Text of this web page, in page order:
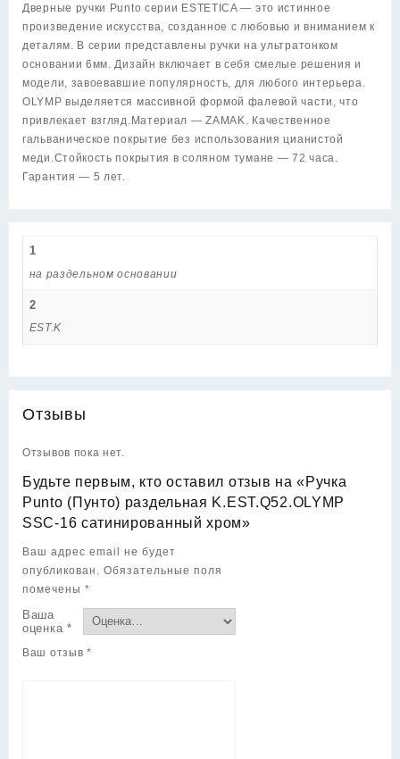
16
сатинированный
Дверные ручки Punto серии ESTETICA — это истинное
произведение искусства, созданное с любовью и вниманием к
деталям. В серии представлены ручки на ультратонком
основании 6мм. Дизайн включает в себя смелые решения и
модели, завоевавшие популярность, для любого интерьера.
OLYMP выделяется массивной формой фалевой части, что
привлекает взгляд.Материал — ZAMAK. Качественное
гальваническое покрытие без использования цианистой
меди.Стойкость покрытия в соляном тумане — 72 часа.
Гарантия — 5 лет.
1
на раздельном основании
2
EST.K
Отзывы
Отзывов пока нет.
Будьте первым, кто оставил отзыв на «Ручка
Punto (Пунто) раздельная K.EST.Q52.OLYMP
SSC-16 сатинированный хром»
Ваш адрес email не будет
опубликован.
Обязательные поля
помечены *
Ваша
оценка *
Ваш отзыв *